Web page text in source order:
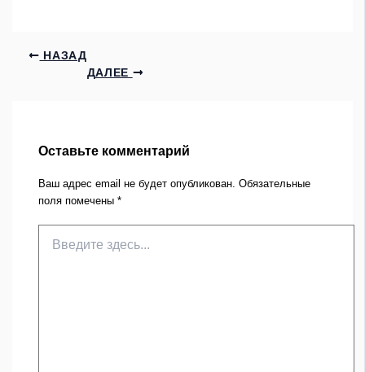
НАЗАД
ДАЛЕЕ
Оставьте комментарий
Ваш адрес email не будет опубликован. Обязательные
поля помечены *
здесь...